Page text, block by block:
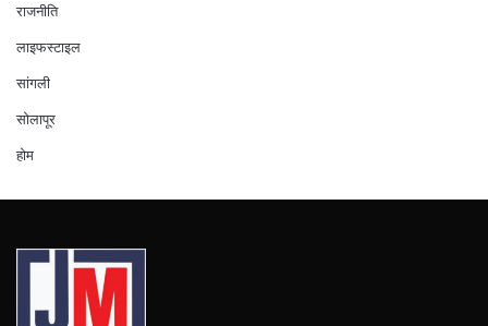
राजनीति
लाइफस्टाइल
सांगली
सोलापूर
होम